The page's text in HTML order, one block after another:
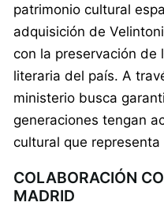
patrimonio cultural
adquisición de
con la preservación de
literaria del país. A
ministerio busca
generaciones tengan
cultural que
COLABORACIÓN
MADRID